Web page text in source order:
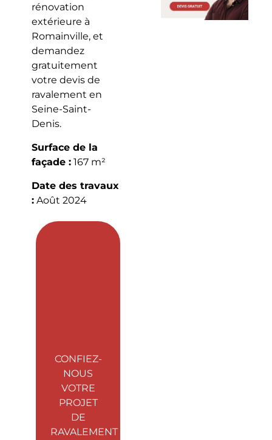
rénovation
extérieure à
Romainville, et
demandez
gratuitement
votre devis de
ravalement en
Seine-Saint-
Denis.
Surface de la
façade :167 m²
Date des travaux
:Août 2024
CONFIEZ-
NOUS
VOTRE
PROJET
DE
RAVALEMENT